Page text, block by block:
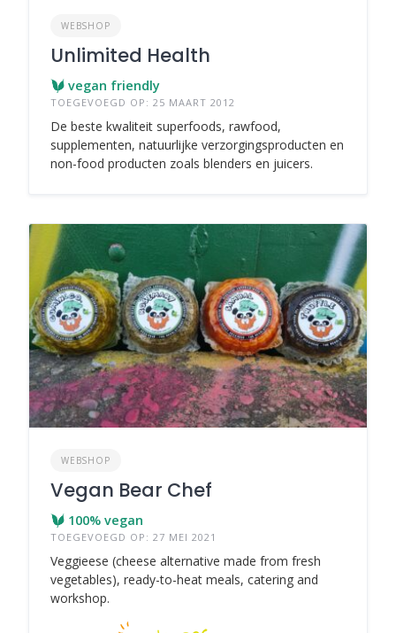
WEBSHOP
Unlimited Health
vegan friendly
TOEGEVOEGD OP: 25 MAART 2012
De beste kwaliteit superfoods, rawfood,
supplementen, natuurlijke verzorgingsproducten en
non-food producten zoals blenders en juicers.
WEBSHOP
Vegan Bear Chef
100% vegan
TOEGEVOEGD OP: 27 MEI 2021
Veggieese (cheese alternative made from fresh
vegetables), ready-to-heat meals, catering and
workshop.